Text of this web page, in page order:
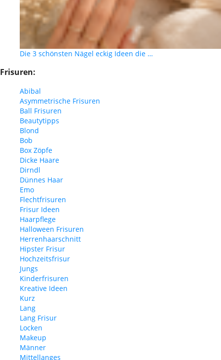
Die 3 schönsten Nägel eckig Ideen die …
Frisuren:
Abibal
Asymmetrische Frisuren
Ball Frisuren
Beautytipps
Blond
Bob
Box Zöpfe
Dicke Haare
Dirndl
Dünnes Haar
Emo
Flechtfrisuren
Frisur Ideen
Haarpflege
Halloween Frisuren
Herrenhaarschnitt
Hipster Frisur
Hochzeitsfrisur
Jungs
Kinderfrisuren
Kreative Ideen
Kurz
Lang
Lang Frisur
Locken
Makeup
Männer
Mittellanges